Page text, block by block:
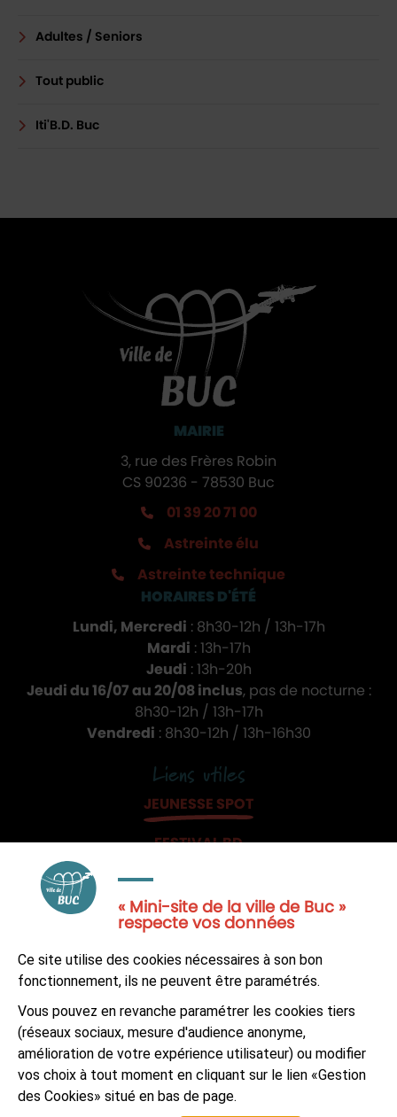
« Mini-site de la ville de Buc »
respecte vos données
Ce site utilise des cookies nécessaires à son bon
fonctionnement, ils ne peuvent être paramétrés.
Vous pouvez en revanche paramétrer les cookies tiers
(réseaux sociaux, mesure d'audience anonyme,
amélioration de votre expérience utilisateur) ou modifier
vos choix à tout moment en cliquant sur le lien «Gestion
des Cookies» situé en bas de page.
Adultes / Seniors
Tout public
Iti'B.D. Buc
MAIRIE
3, rue des Frères Robin
CS 90236 - 78530 Buc
01 39 20 71 00
Astreinte élu
Astreinte technique
HORAIRES D'ÉTÉ
Lundi, Mercredi : 8h30-12h / 13h-17h
Mardi : 13h-17h
Jeudi : 13h-20h
Jeudi du 16/07 au 20/08 inclus, pas de nocturne :
8h30-12h / 13h-17h
Vendredi : 8h30-12h / 13h-16h30
Liens utiles
JEUNESSE SPOT
FESTIVAL BD
JE PARTICIPE
S'ABONNER À LA NEWSLETTER
Suivez-nous sur